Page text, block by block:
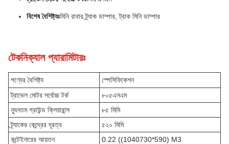
বিশেষ বৈশিষ্ট্যঃমিনি রাবার ট্র্যাক ডাম্পার, ট্রাক মিনি ডাম্পার
টেকনিক্যাল প্যারামিটারঃ
পণ্যের বৈশিষ্ট্য
স্পেসিফিকেশন
ট্রাভেল মোটর সর্বোচ্চ টর্ক
৮০৫এনএম
ন্যূনতম গ্রাউন্ড ক্লিয়ারান্স
৮৫ মিমি
ট্র্যাকের কেন্দ্রের দূরত্ব
৫২০ মিমি
কন্টেইনারের আয়তন
0.22 ((1040730*590) M3